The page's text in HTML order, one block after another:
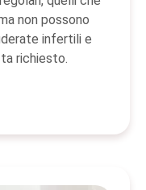
non possono
infertili e
richiesto.